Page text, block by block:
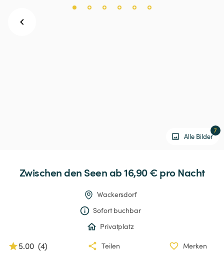
Alle Bilder
7
Zwischenden Seen ab 16,90 € pro Nacht
Wackersdorf
Sofort buchbar
Privatplatz
5.00 (4) Teilen Merken